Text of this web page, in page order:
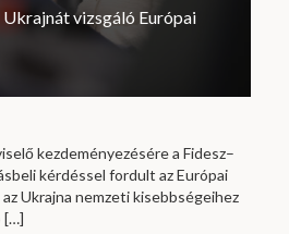
Ukrajnát vizsgáló Európai
kezdeményezésére a Fidesz–
kérdéssel fordult az Európai
Ukrajna nemzeti kisebbségeihez
[…]